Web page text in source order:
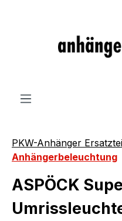
PKW-Anhänger
Anhängerbeleuchtung
ASPÖCK